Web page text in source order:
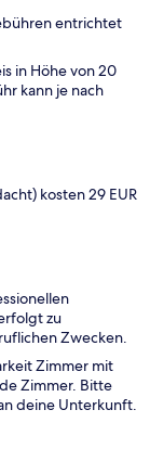
entrichtet
in Höhe von 20
kann je nach
kosten 29 EUR
zu
Zwecken.
Zimmer mit
Zimmer. Bitte
deine Unterkunft.